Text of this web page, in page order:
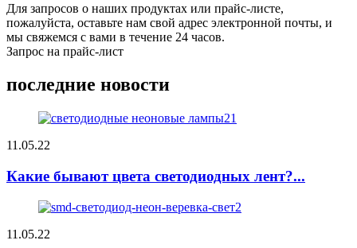
Для запросов о наших продуктах или прайс-листе,
пожалуйста, оставьте нам свой адрес электронной почты, и
мы свяжемся с вами в течение 24 часов.
Запрос на прайс-лист
последние новости
11.05.22
Какие бывают цвета светодиодных лент?...
11.05.22